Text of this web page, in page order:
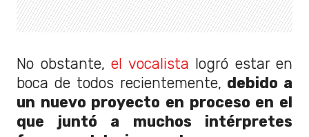
No obstante, el vocalista logró estar en
boca de todos recientemente, debido a
un nuevo proyecto en proceso en el
que juntó a muchos intérpretes